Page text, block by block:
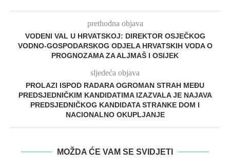
prethodna objava
VODENI VAL U HRVATSKOJ: DIREKTOR OSJEČKOG
VODNO-GOSPODARSKOG ODJELA HRVATSKIH VODA O
PROGNOZAMA ZA ALJMAŠ I OSIJEK
sljedeća objava
PROLAZI ISPOD RADARA OGROMAN STRAH MEĐU
PREDSJEDNIČKIM KANDIDATIMA IZAZVALA JE NAJAVA
PREDSJEDNIČKOG KANDIDATA STRANKE DOM I
NACIONALNO OKUPLJANJE
MOŽDA ĆE VAM SE SVIDJETI